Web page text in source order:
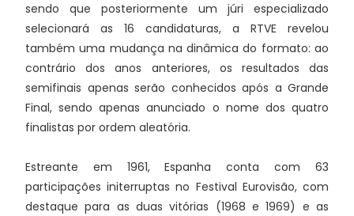
sendo que posteriormente um júri especializado
selecionará as 16 candidaturas, a RTVE revelou
também uma mudança na dinâmica do formato: ao
contrário dos anos anteriores, os resultados das
semifinais apenas serão conhecidos após a Grande
Final, sendo apenas anunciado o nome dos quatro
finalistas por ordem aleatória.
Estreante em 1961, Espanha conta com 63
participações initerruptas no Festival Eurovisão, com
destaque para as duas vitórias (1968 e 1969) e as